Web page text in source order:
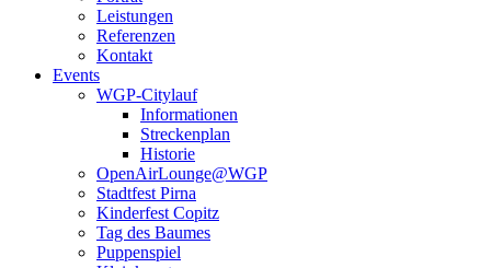
Leistungen
Referenzen
Kontakt
Events
WGP-Citylauf
Informationen
Streckenplan
Historie
OpenAirLounge@WGP
Stadtfest Pirna
Kinderfest Copitz
Tag des Baumes
Puppenspiel